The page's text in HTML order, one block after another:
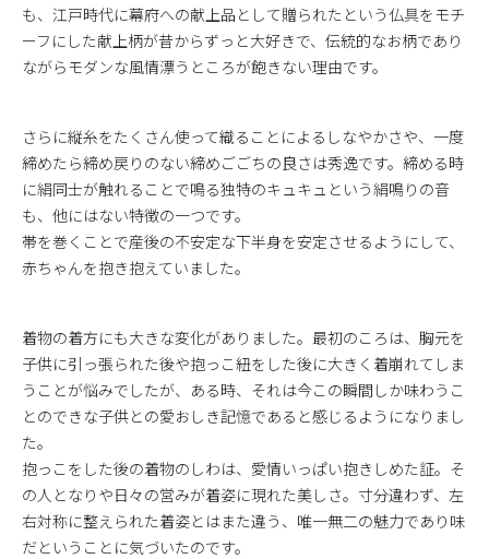
も、江戸時代に幕府への献上品として贈られたという仏具をモチ
ーフにした献上柄が昔からずっと大好きで、伝統的なお柄であり
ながらモダンな風情漂うところが飽きない理由です。
さらに縦糸をたくさん使って織ることによるしなやかさや、一度
締めたら締め戻りのない締めごごちの良さは秀逸です。締める時
に絹同士が触れることで鳴る独特のキュキュという絹鳴りの音
も、他にはない特徴の一つです。
帯を巻くことで産後の不安定な下半身を安定させるようにして、
赤ちゃんを抱き抱えていました。
着物の着方にも大きな変化がありました。最初のころは、胸元を
子供に引っ張られた後や抱っこ紐をした後に大きく着崩れてしま
うことが悩みでしたが、ある時、それは今この瞬間しか味わうこ
とのできな子供との愛おしき記憶であると感じるようになりまし
た。
抱っこをした後の着物のしわは、愛情いっぱい抱きしめた証。そ
の人となりや日々の営みが着姿に現れた美しさ。寸分違わず、左
右対称に整えられた着姿とはまた違う、唯一無二の魅力であり味
だということに気づいたのです。